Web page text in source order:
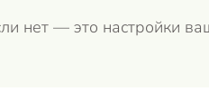
нет — это настройки